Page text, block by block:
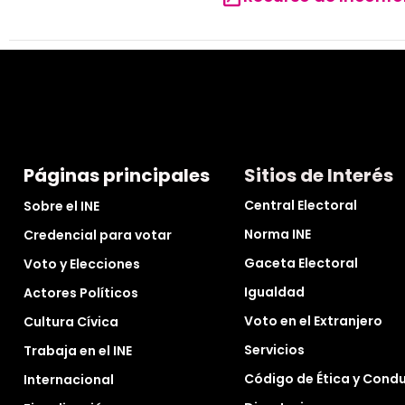
Páginas principales
Sobre el INE
Credencial para votar
Voto y Elecciones
Actores Políticos
Cultura Cívica
Trabaja en el INE
Internacional
Sitios de Interés
Central Electoral
Norma INE
Gaceta Electoral
Igualdad
Voto en el Extranjero
Servicios
Código de Ética y